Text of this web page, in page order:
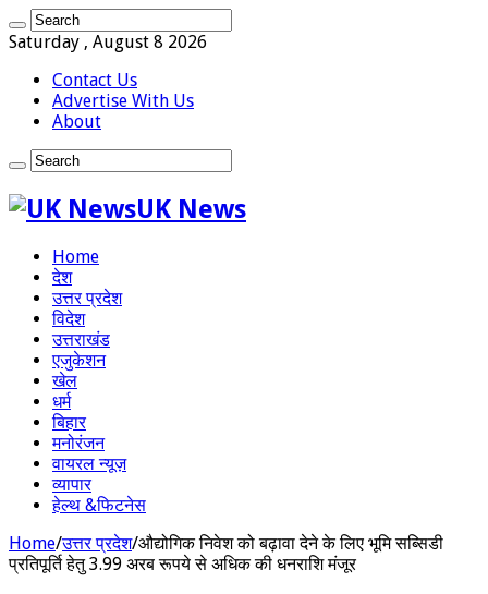
Saturday , August 8 2026
Contact Us
Advertise With Us
About
UK News
Home
देश
उत्तर प्रदेश
विदेश
उत्तराखंड
एजुकेशन
खेल
धर्म
बिहार
मनोरंजन
वायरल न्यूज़
व्यापार
हेल्थ &फिटनेस
Home/उत्तर प्रदेश/औद्योगिक निवेश को बढ़ावा देने के लिए भूमि सब्सिडी
प्रतिपूर्ति हेतु 3.99 अरब रूपये से अधिक की धनराशि मंजूर